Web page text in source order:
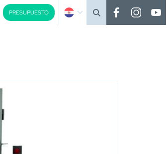
PRESUPUESTO